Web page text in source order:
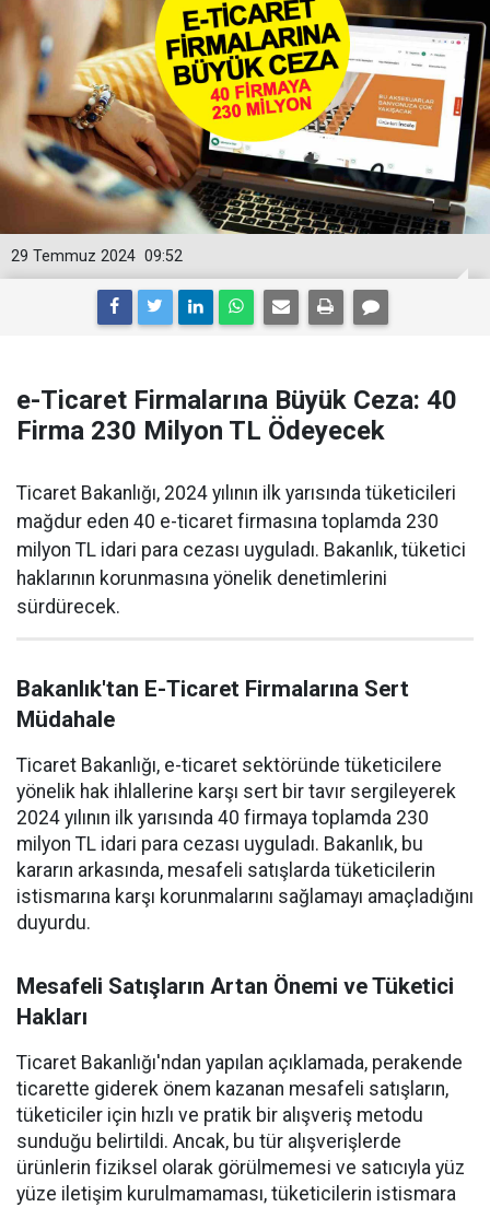
09:52
29 Temmuz 2024
e-Ticaret Firmalarına Büyük Ceza: 40
Firma 230 Milyon TL Ödeyecek
Ticaret Bakanlığı, 2024 yılının ilk yarısında tüketicileri
mağdur eden 40 e-ticaret firmasına toplamda 230
milyon TL idari para cezası uyguladı. Bakanlık, tüketici
haklarının korunmasına yönelik denetimlerini
sürdürecek.
Bakanlık'tan E-Ticaret Firmalarına Sert
Müdahale
Ticaret Bakanlığı, e-ticaret sektöründe tüketicilere
yönelik hak ihlallerine karşı sert bir tavır sergileyerek
2024 yılının ilk yarısında 40 firmaya toplamda 230
milyon TL idari para cezası uyguladı. Bakanlık, bu
kararın arkasında, mesafeli satışlarda tüketicilerin
istismarına karşı korunmalarını sağlamayı amaçladığını
duyurdu.
Mesafeli Satışların Artan Önemi ve Tüketici
Hakları
Ticaret Bakanlığı'ndan yapılan açıklamada, perakende
ticarette giderek önem kazanan mesafeli satışların,
tüketiciler için hızlı ve pratik bir alışveriş metodu
sunduğu belirtildi. Ancak, bu tür alışverişlerde
ürünlerin fiziksel olarak görülmemesi ve satıcıyla yüz
yüze iletişim kurulmamaması, tüketicilerin istismara